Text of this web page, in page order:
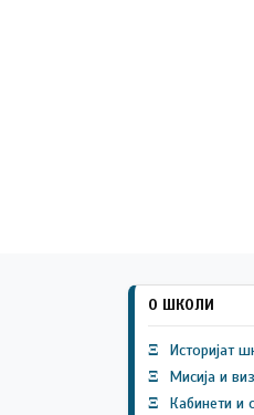
О ШКОЛИ
Ξ
Историјат
Ξ
Мисија и
Ξ
Кабинети и